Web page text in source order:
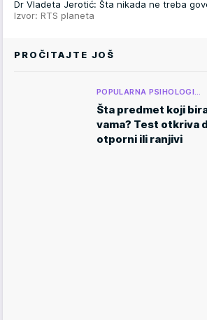
Dr Vladeta Jerotić: Šta nikada ne treba
Izvor: RTS planeta
PROČITAJTE JOŠ
POPULARNA PSIHOLOGI…
Šta predmet koji
vama? Test otkriva
otporni ili ranjivi